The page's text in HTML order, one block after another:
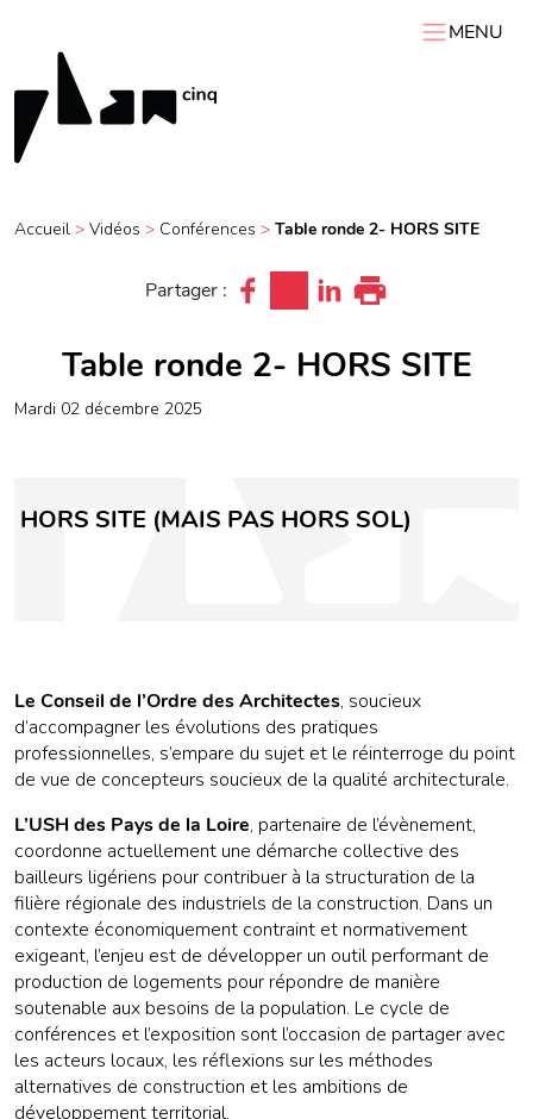
MENU
RESSOURCES
Carnets de chantier
Conférences
Résidences
Accueil > Vidéos > Conférences > Table ronde 2- HORS SITE
Partager :
Table ronde 2- HORS SITE
mardi 02 décembre 2025
HORS SITE (MAIS PAS HORS SOL)
Le Conseil de l’Ordre des Architectes, soucieux
d’accompagner les évolutions des pratiques
professionnelles, s’empare du sujet et le réinterroge du point
de vue de concepteurs soucieux de la qualité architecturale.
L’USH des Pays de la Loire, partenaire de l’évènement,
coordonne actuellement une démarche collective des
bailleurs ligériens pour contribuer à la structuration de la
filière régionale des industriels de la construction. Dans un
contexte économiquement contraint et normativement
exigeant, l’enjeu est de développer un outil performant de
production de logements pour répondre de manière
soutenable aux besoins de la population. Le cycle de
conférences et l’exposition sont l’occasion de partager avec
les acteurs locaux, les réflexions sur les méthodes
alternatives de construction et les ambitions de
développement territorial.